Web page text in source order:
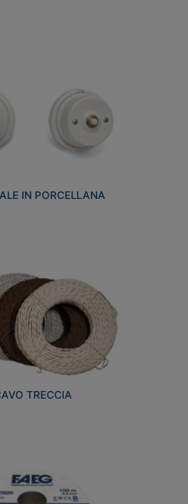
IN PORCELLANA
TRECCIA